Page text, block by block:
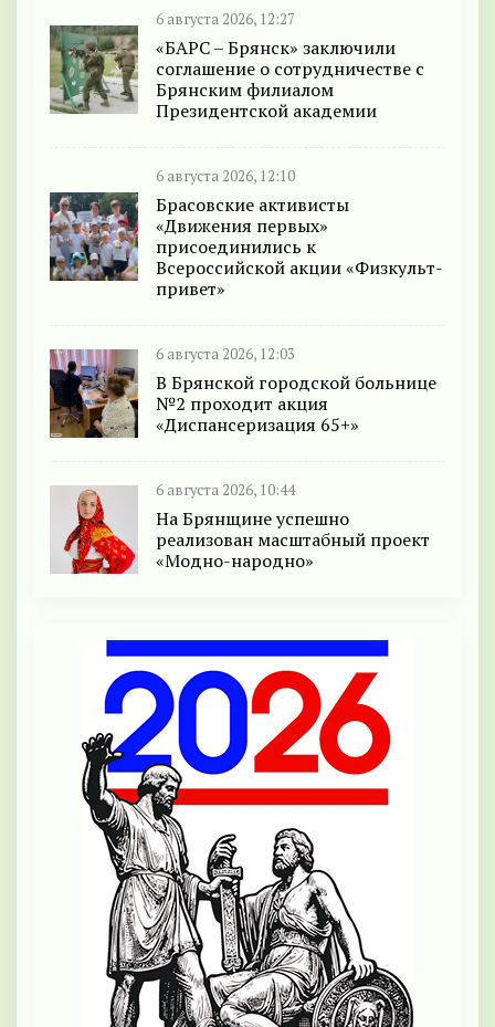
6 августа 2026, 12:27
«БАРС – Брянск» заключили
соглашение о сотрудничестве с
Брянским филиалом
Президентской академии
6 августа 2026, 12:10
Брасовские активисты
«Движения первых»
присоединились к
Всероссийской акции «Физкульт-
привет»
6 августа 2026, 12:03
В Брянской городской больнице
№2 проходит акция
«Диспансеризация 65+»
6 августа 2026, 10:44
На Брянщине успешно
реализован масштабный проект
«Модно-народно»